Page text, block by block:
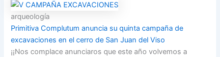
arqueología
Primitiva Complutum anuncia su quinta campaña de
excavaciones en el cerro de San Juan del Viso
¡¡Nos complace anunciaros que este año volvemos a